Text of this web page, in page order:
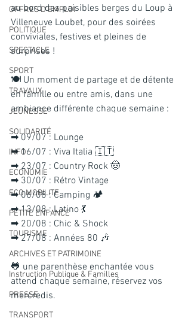
OFFRES D'EMPLOI
POLITIQUE
SPECTACLE
SPORT
TRAVAUX
JEUNESSE
SOLIDARITÉ
INFO
ECONOMIE
ECO MOBILITE
PETITE ENFANCE
TOURISME
ARCHIVES ET PATRIMOINE
Instruction Publique & Familles
PRESSE
TRANSPORT
au bord des paisibles berges du Loup à
Villeneuve Loubet, pour des soirées
conviviales, festives et pleines de
surprises !
🍽️ Un moment de partage et de détente
en famille ou entre amis, dans une
ambiance différente chaque semaine :
➡ 09/07 : Lounge
➡ 16/07 : Viva Italia 🇮🇹
➡ 23/07 : Country Rock 🤠
➡ 30/07 : Rétro Vintage
➡ 06/08 : Camping 🏕️
➡ 13/08 : Latino 💃
➡ 20/08 : Chic & Shock
➡ 27/08 : Années 80 🎶
🐸 une parenthèse enchantée vous
attend chaque semaine, réservez vos
mercredis.